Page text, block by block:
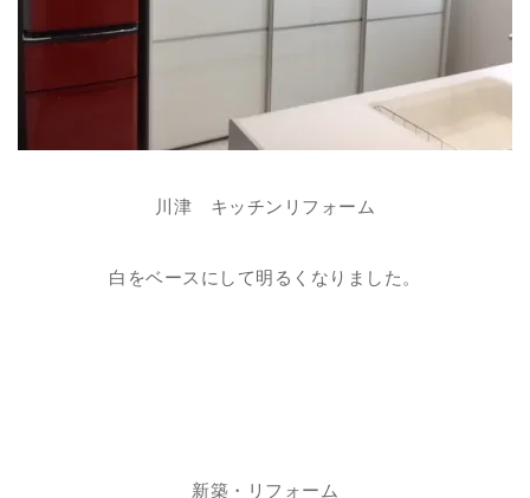
川津 キッチンリフォーム
白をベースにして明るくなりました。
新築・リフォーム